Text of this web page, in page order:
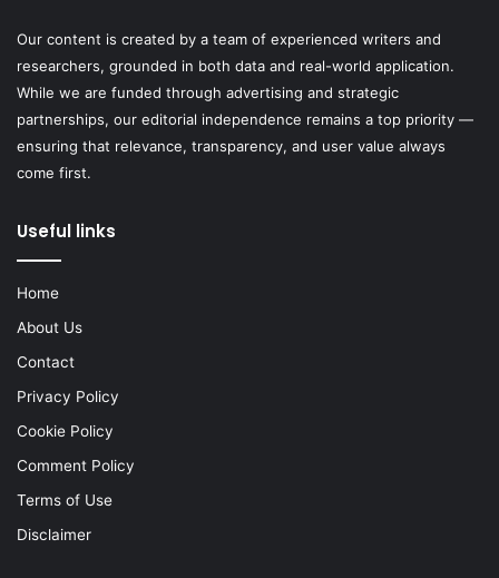
Our content is created by a team of experienced writers and
researchers, grounded in both data and real-world application.
While we are funded through advertising and strategic
partnerships, our editorial independence remains a top priority —
ensuring that relevance, transparency, and user value always
come first.
Useful links
Home
About Us
Contact
Privacy Policy
Cookie Policy
Comment Policy
Terms of Use
Disclaimer